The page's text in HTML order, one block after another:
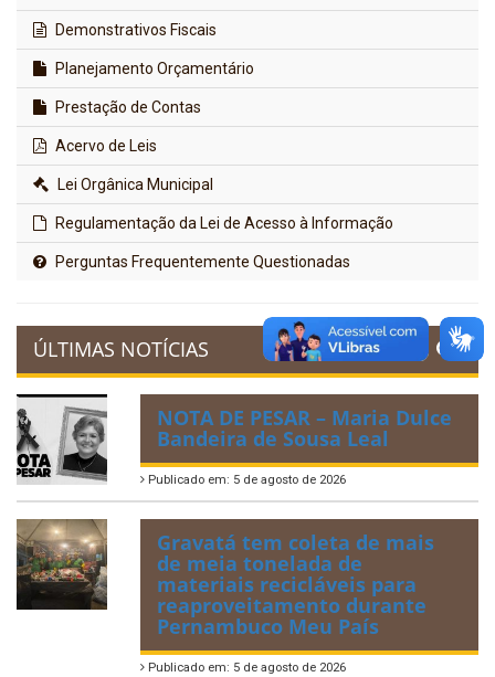
Demonstrativos Fiscais
Planejamento Orçamentário
Prestação de Contas
Acervo de Leis
Lei Orgânica Municipal
Regulamentação da Lei de Acesso à Informação
Perguntas Frequentemente Questionadas
ÚLTIMAS NOTÍCIAS
NOTA DE PESAR – Maria Dulce
Bandeira de Sousa Leal
Publicado em: 5 de agosto de 2026
Gravatá tem coleta de mais
de meia tonelada de
materiais recicláveis para
reaproveitamento durante
Pernambuco Meu País
Publicado em: 5 de agosto de 2026